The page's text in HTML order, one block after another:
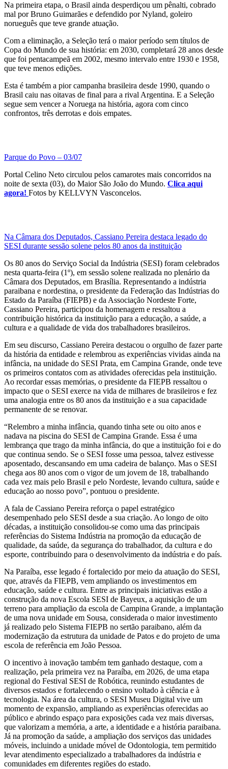
Na primeira etapa, o Brasil ainda desperdiçou um pênalti, cobrado
mal por Bruno Guimarães e defendido por Nyland, goleiro
norueguês que teve grande atuação.
Com a eliminação, a Seleção terá o maior período sem títulos de
Copa do Mundo de sua história: em 2030, completará 28 anos desde
que foi pentacampeã em 2002, mesmo intervalo entre 1930 e 1958,
que teve menos edições.
Esta é também a pior campanha brasileira desde 1990, quando o
Brasil caiu nas oitavas de final para a rival Argentina. E a Seleção
segue sem vencer a Noruega na história, agora com cinco
confrontos, três derrotas e dois empates.
Parque do Povo – 03/07
Portal Celino Neto circulou pelos camarotes mais concorridos na
noite de sexta (03), do Maior São João do Mundo. Clica aqui
agora! Fotos by KELLVYN Vasconcelos.
Na Câmara dos Deputados, Cassiano Pereira destaca legado do
SESI durante sessão solene pelos 80 anos da instituição
Os 80 anos do Serviço Social da Indústria (SESI) foram celebrados
nesta quarta-feira (1º), em sessão solene realizada no plenário da
Câmara dos Deputados, em Brasília. Representando a indústria
paraibana e nordestina, o presidente da Federação das Indústrias do
Estado da Paraíba (FIEPB) e da Associação Nordeste Forte,
Cassiano Pereira, participou da homenagem e ressaltou a
contribuição histórica da instituição para a educação, a saúde, a
cultura e a qualidade de vida dos trabalhadores brasileiros.
Em seu discurso, Cassiano Pereira destacou o orgulho de fazer parte
da história da entidade e relembrou as experiências vividas ainda na
infância, na unidade do SESI Prata, em Campina Grande, onde teve
os primeiros contatos com as atividades oferecidas pela instituição.
Ao recordar essas memórias, o presidente da FIEPB ressaltou o
impacto que o SESI exerce na vida de milhares de brasileiros e fez
uma analogia entre os 80 anos da instituição e a sua capacidade
permanente de se renovar.
“Relembro a minha infância, quando tinha sete ou oito anos e
nadava na piscina do SESI de Campina Grande. Essa é uma
lembrança que trago da minha infância, do que a instituição foi e do
que continua sendo. Se o SESI fosse uma pessoa, talvez estivesse
aposentado, descansando em uma cadeira de balanço. Mas o SESI
chega aos 80 anos com o vigor de um jovem de 18, trabalhando
cada vez mais pelo Brasil e pelo Nordeste, levando cultura, saúde e
educação ao nosso povo”, pontuou o presidente.
A fala de Cassiano Pereira reforça o papel estratégico
desempenhado pelo SESI desde a sua criação. Ao longo de oito
décadas, a instituição consolidou-se como uma das principais
referências do Sistema Indústria na promoção da educação de
qualidade, da saúde, da segurança do trabalhador, da cultura e do
esporte, contribuindo para o desenvolvimento da indústria e do país.
Na Paraíba, esse legado é fortalecido por meio da atuação do SESI,
que, através da FIEPB, vem ampliando os investimentos em
educação, saúde e cultura. Entre as principais iniciativas estão a
construção da nova Escola SESI de Bayeux, a aquisição de um
terreno para ampliação da escola de Campina Grande, a implantação
de uma nova unidade em Sousa, considerada o maior investimento
já realizado pelo Sistema FIEPB no sertão paraibano, além da
modernização da estrutura da unidade de Patos e do projeto de uma
escola de referência em João Pessoa.
O incentivo à inovação também tem ganhado destaque, com a
realização, pela primeira vez na Paraíba, em 2026, de uma etapa
regional do Festival SESI de Robótica, reunindo estudantes de
diversos estados e fortalecendo o ensino voltado à ciência e à
tecnologia. Na área da cultura, o SESI Museu Digital vive um
momento de expansão, ampliando as experiências oferecidas ao
público e abrindo espaço para exposições cada vez mais diversas,
que valorizam a memória, a arte, a identidade e a história paraibana.
Já na promoção da saúde, a ampliação dos serviços das unidades
móveis, incluindo a unidade móvel de Odontologia, tem permitido
levar atendimento especializado a trabalhadores da indústria e
comunidades em diferentes regiões do estado.